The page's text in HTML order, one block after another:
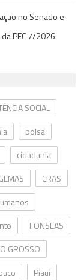
no Senado e
PEC 7/2026
SOCIAL
bolsa
cidadania
CRAS
FONSEAS
GROSSO
Piaui